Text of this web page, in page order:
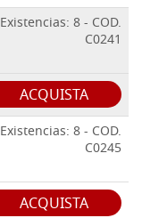
Existencias: 8 - COD.
C0241
ACQUISTA
Existencias: 8 - COD.
C0245
ACQUISTA